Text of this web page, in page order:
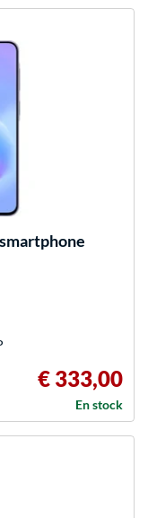
€ 333,00
En stock